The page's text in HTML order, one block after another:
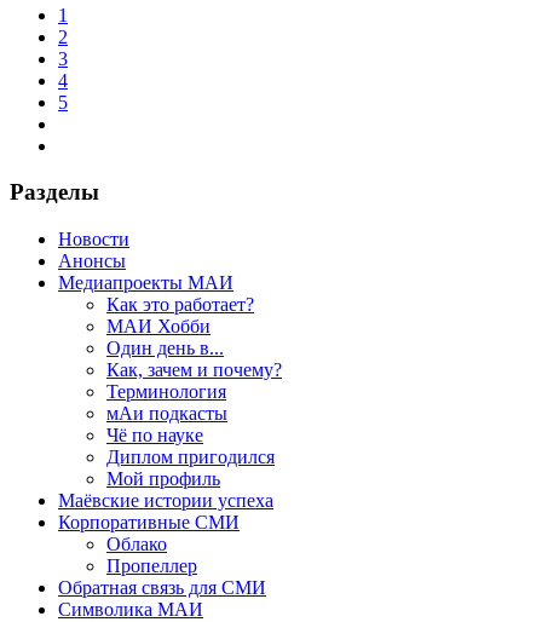
1
2
3
4
5
Разделы
Новости
Анонсы
Медиапроекты МАИ
Как это работает?
МАИ Хобби
Один день в...
Как, зачем и почему?
Терминология
мАи подкасты
Чё по науке
Диплом пригодился
Мой профиль
Маёвские истории успеха
Корпоративные СМИ
Облако
Пропеллер
Обратная связь для СМИ
Символика МАИ